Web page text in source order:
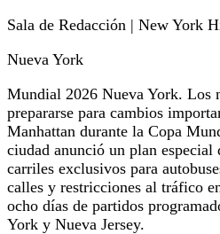
Sala de Redacción | New York
Nueva York
Mundial 2026 Nueva York. Los
prepararse para cambios
Manhattan durante la Copa
ciudad anunció un plan
carriles exclusivos para
calles y restricciones al tráfico
ocho días de partidos
York y Nueva Jersey.